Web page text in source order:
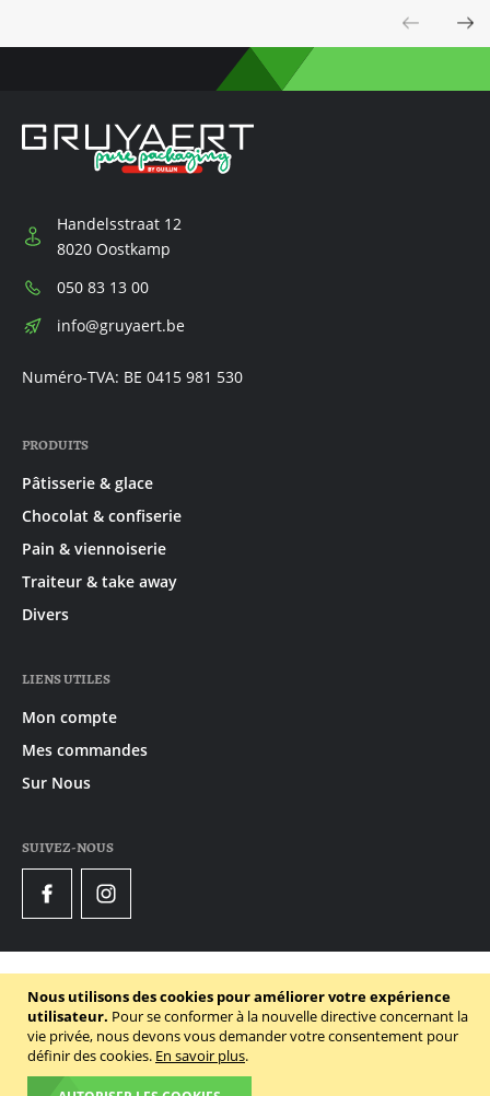
Nous utilisons des cookies pour améliorer votre expérience
utilisateur. Pour se conformer à la nouvelle directive concernant la
vie privée, nous devons vous demander votre consentement pour
définir des cookies. En savoir plus.
Handelsstraat 12
8020 Oostkamp
Téléphone:
050 83 13 00
E-
info@gruyaert.be
Numéro-TVA: BE 0415 981 530
PRODUITS
Pâtisserie & glace
Chocolat & confiserie
Pain & viennoiserie
Traiteur & take away
Divers
LIENS UTILES
Mon compte
Mes commandes
Sur Nous
SUIVEZ-NOUS
FacebookInstagram
Declaration de confidentialité
Conditions générales